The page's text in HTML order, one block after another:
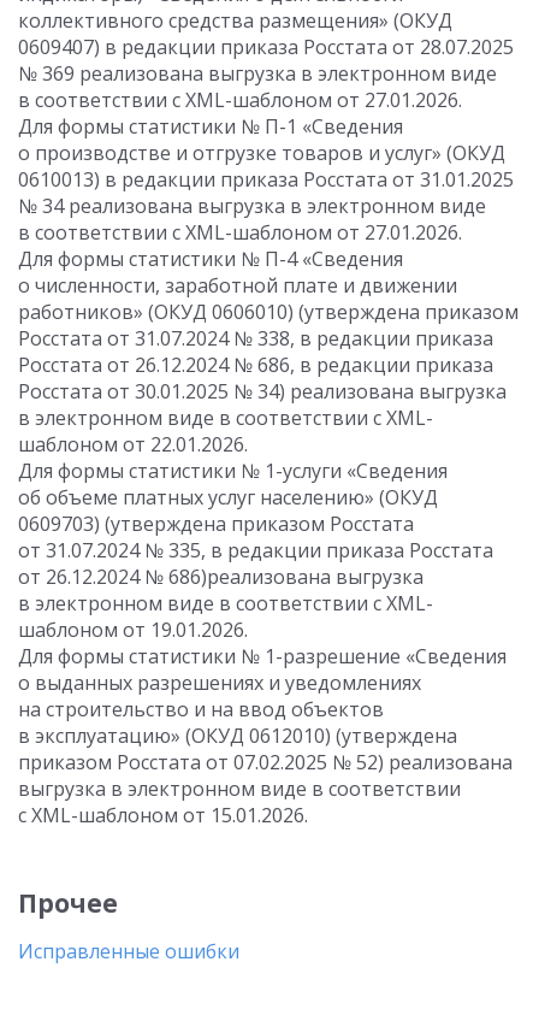
коллективного средства размещения» (ОКУД
0609407) в редакции приказа Росстата от 28.07.2025
№ 369 реализована выгрузка в электронном виде
в соответствии с XML-шаблоном от 27.01.2026.
Для формы статистики № П-1 «Сведения
о производстве и отгрузке товаров и услуг» (ОКУД
0610013) в редакции приказа Росстата от 31.01.2025
№ 34 реализована выгрузка в электронном виде
в соответствии с XML-шаблоном от 27.01.2026.
Для формы статистики № П-4 «Сведения
о численности, заработной плате и движении
работников» (ОКУД 0606010) (утверждена приказом
Росстата от 31.07.2024 № 338, в редакции приказа
Росстата от 26.12.2024 № 686, в редакции приказа
Росстата от 30.01.2025 № 34) реализована выгрузка
в электронном виде в соответствии с XML-
шаблоном от 22.01.2026.
Для формы статистики № 1-услуги «Сведения
об объеме платных услуг населению» (ОКУД
0609703) (утверждена приказом Росстата
от 31.07.2024 № 335, в редакции приказа Росстата
от 26.12.2024 № 686)реализована выгрузка
в электронном виде в соответствии с XML-
шаблоном от 19.01.2026.
Для формы статистики № 1-разрешение «Сведения
о выданных разрешениях и уведомлениях
на строительство и на ввод объектов
в эксплуатацию» (ОКУД 0612010) (утверждена
приказом Росстата от 07.02.2025 № 52) реализована
выгрузка в электронном виде в соответствии
с XML-шаблоном от 15.01.2026.
Прочее
Исправленные ошибки